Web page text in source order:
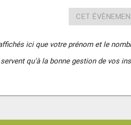
CET
ici que votre prénom et le
qu'à la bonne gestion de vos